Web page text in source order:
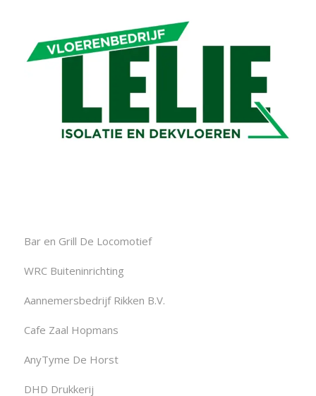
Bar en Grill De Locomotief
WRC Buiteninrichting
Aannemersbedrijf Rikken B.V.
Cafe Zaal Hopmans
AnyTyme De Horst
DHD Drukkerij